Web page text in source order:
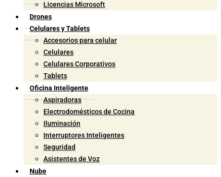
Licencias Microsoft
Drones
Celulares y Tablets
Accesorios para celular
Celulares
Celulares Corporativos
Tablets
Oficina Inteligente
Aspiradoras
Electrodomésticos de Cocina
Iluminación
Interruptores Inteligentes
Seguridad
Asistentes de Voz
Nube